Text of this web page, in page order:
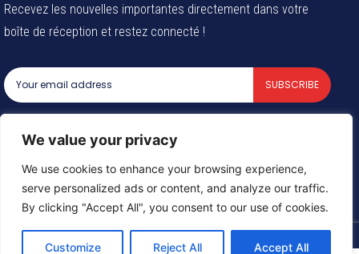
We value your privacy
We use cookies to enhance your browsing experience,
serve personalized ads or content, and analyze our traffic.
By clicking "Accept All", you consent to our use of cookies.
Customize Reject All Accept All
Recevez les nouvelles importantes directement dans votre
boîte de réception et restez connecté !
SUBSCRIBE
© 2024 Tous les droits reservés - Groupe Afrique54 SARL